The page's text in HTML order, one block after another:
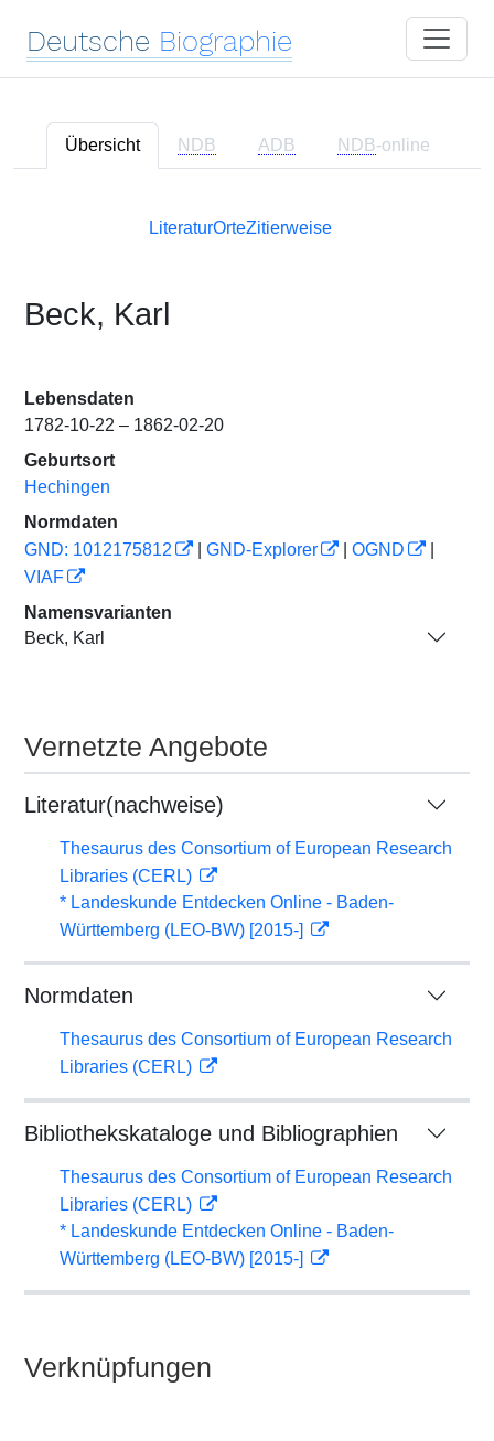
Deutsche Biographie
Übersicht NDB ADB NDB-online
LiteraturOrteZitierweise
Beck, Karl
Lebensdaten
1782-10-22 – 1862-02-20
Geburtsort
Hechingen
Normdaten
GND: 1012175812
GND-Explorer OGND
VIAF
Namensvarianten
Beck, Karl
Vernetzte Angebote
Literatur(nachweise)
Thesaurus des Consortium of European Research
Libraries (CERL)
* Landeskunde Entdecken Online - Baden-
Württemberg (LEO-BW) [2015-]
Normdaten
Thesaurus des Consortium of European Research
Libraries (CERL)
Bibliothekskataloge und Bibliographien
Thesaurus des Consortium of European Research
Libraries (CERL)
* Landeskunde Entdecken Online - Baden-
Württemberg (LEO-BW) [2015-]
Verknüpfungen